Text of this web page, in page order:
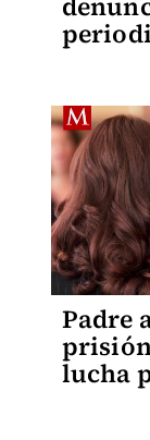
Padre
lucha